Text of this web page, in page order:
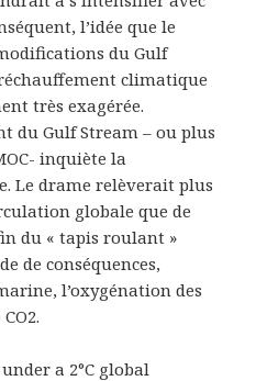
l’idée que le
du Gulf
climatique
très exagérée.
du Gulf Stream – ou plus
inquiète la
Le drame relèverait plus
globale que de
du « tapis roulant »
de conséquences,
l’oxygénation des
a 2°C global